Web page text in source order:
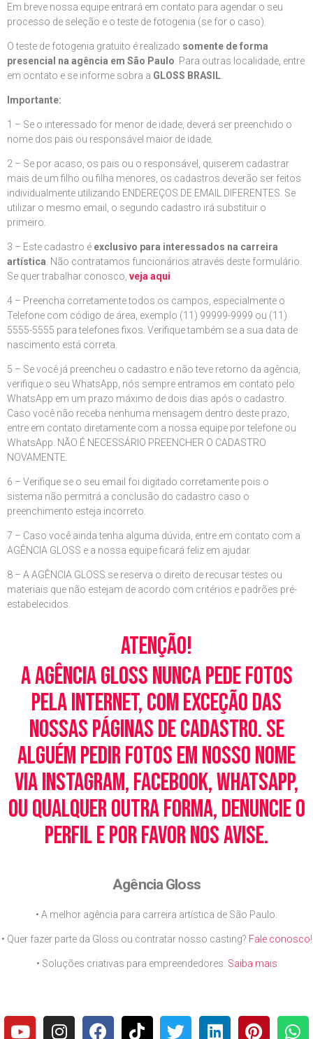
Em breve nossa equipe entrará em contato para agendar o seu
processo de seleção e o teste de fotogenia (se for o caso).
O teste de fotogenia gratuito é realizado somente de forma
presencial na agência em São Paulo . Para outras localidade, entre
em ocntato e se informe sobra a GLOSS BRASIL
Importante:
1 – Se o interessado for menor de idade, deverá ser preenchido o
nome dos pais ou responsável maior de idade.
2 – Se por acaso, os pais ou o responsável, quiserem cadastrar
mais de um filho ou filha menores, os cadastros deverão ser feitos
individualmente utilizando ENDEREÇOS DE EMAIL DIFERENTES. Se
utilizar o mesmo email, o segundo cadastro irá substituir o
primeiro.
3 – Este cadastro é exclusivo para interessados na carreira
artística . Não contratamos funcionários através deste formulário.
Se quer trabalhar conosco, veja aqui
4 – Preencha corretamente todos os campos, especialmente o
Telefone com código de área, exemplo (11) 99999-9999 ou (11)
5555-5555 para telefones fixos. Verifique também se a sua data de
nascimento está correta.
5 – Se você já preencheu o cadastro e não teve retorno da agência,
verifique o seu WhatsApp, nós sempre entramos em contato pelo
WhatsApp em um prazo máximo de dois dias após o cadastro.
Caso você não receba nenhuma mensagem dentro deste prazo,
entre em contato diretamente com a nossa equipe por telefone ou
WhatsApp. NÃO É NECESSÁRIO PREENCHER O CADASTRO
NOVAMENTE.
6 – Verifique se o seu email foi digitado corretamente pois o
sistema não permitrá a conclusão do cadastro caso o
preenchimento esteja incorreto.
7 – Caso você ainda tenha alguma dúvida, entre em contato com a
AGÊNCIA GLOSS e a nossa equipe ficará feliz em ajudar.
8 – A AGÊNCIA GLOSS se reserva o direito de recusar testes ou
materiais que não estejam de acordo com critérios e padrões pré-
estabelecidos.
Atenção!
A Agência Gloss nunca pede fotos
pela Internet, com exceção das
nossas páginas de cadastro. Se
alguém pedir fotos em nosso nome
via Instagram, Facebook, WhatsApp,
ou qualquer outra forma, denuncie o
perfil e por favor nos avise.
Agência Gloss
• A melhor agência para carreira artística de São Paulo.
• Quer fazer parte da Gloss ou contratar nosso casting? Fale conosco!
• Soluções criativas para empreendedores. Saiba mais